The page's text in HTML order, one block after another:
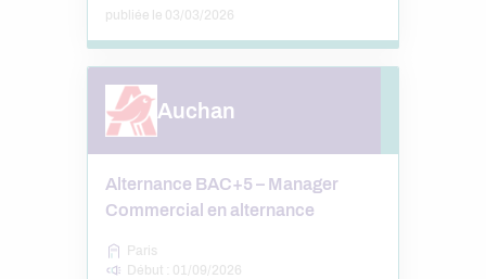
publiée le 03/03/2026
Auchan
Alternance BAC+5 – Manager
Commercial en alternance
Paris
Début : 01/09/2026